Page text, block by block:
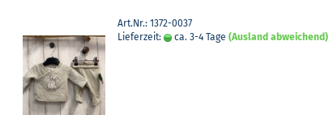
Art.Nr.: 1372-0037
Lieferzeit:
ca. 3-4 Tage (Ausland abweichend)